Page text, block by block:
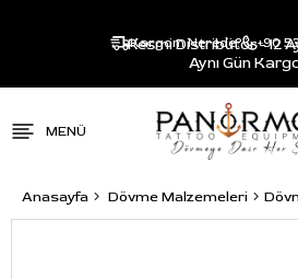
Resmi Distribütör - 12
Aynı Gün
Kargom Nerede? +90
Anasayfa Dövme Malzemeleri